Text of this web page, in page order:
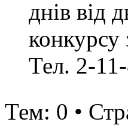
днів від
Тел. 2-
Тем: 0 •